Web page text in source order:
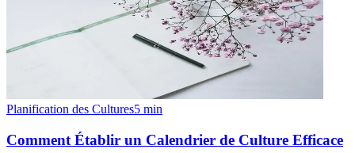
Planification des Cultures5 min
Comment Établir un Calendrier de Culture Efficace